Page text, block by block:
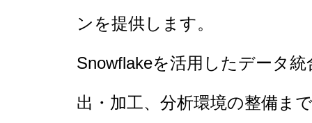
ンを提供します。
Snowflakeを活用したデータ
出・加工、分析環境の整備ま